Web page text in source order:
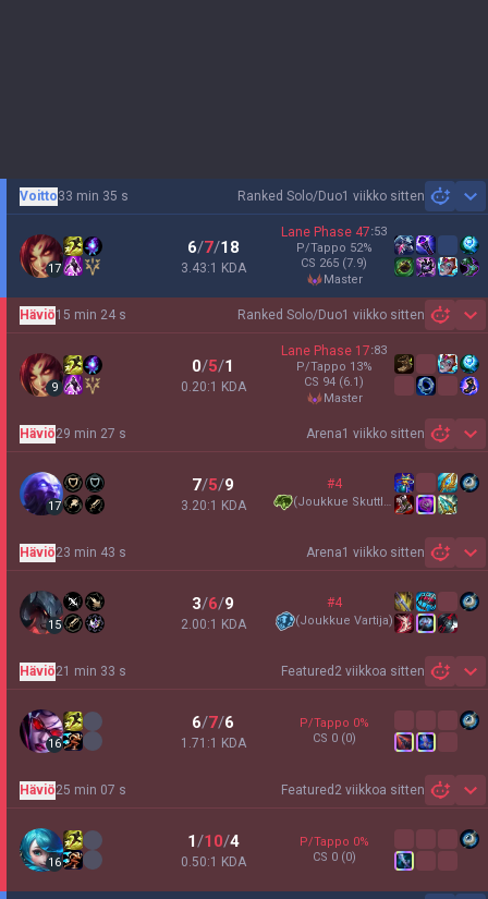
Ranked Solo/Duo1 viikko sitten
Voitto33 min 35 s
17
6/7/18
3.43:1 KDA
Lane Phase 47:53
P/Tappo 52%
CS 265 (7.9)
master
Ranked Solo/Duo1 viikko sitten
Häviö15 min 24 s
9
0/5/1
0.20:1 KDA
Lane Phase 17:83
P/Tappo 13%
CS 94 (6.1)
master
Arena1 viikko sitten
Häviö29 min 27 s
17
7/5/9
3.20:1 KDA
#4
(Joukkue Skuttle )
Arena1 viikko sitten
Häviö23 min 43 s
15
3/6/9
2.00:1 KDA
#4
(Joukkue Vartija)
Featured 2 viikkoa sitten
Häviö21 min 33 s
16
6/7/6
1.71:1 KDA
P/Tappo 0%
CS 0 (0)
Featured 2 viikkoa sitten
Häviö25 min 07 s
16
1/10/4
0.50:1 KDA
P/Tappo 0%
CS 0 (0)